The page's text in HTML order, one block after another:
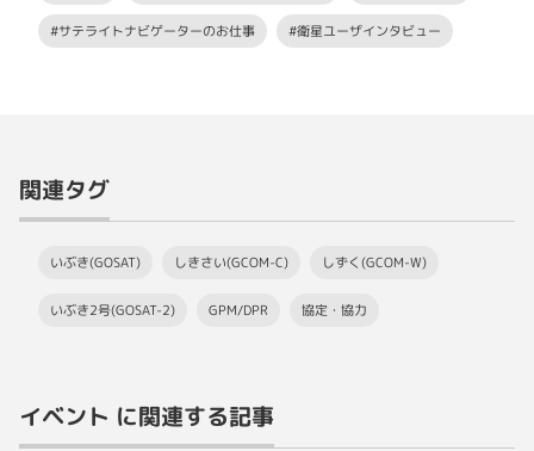
#サテライトナビゲーターのお仕事 #衛星ユーザインタビュー
関連タグ
いぶき(GOSAT) しきさい(GCOM-C) しずく(GCOM-W)
いぶき2号(GOSAT-2) GPM/DPR 協定・協力
イベント に関連する記事